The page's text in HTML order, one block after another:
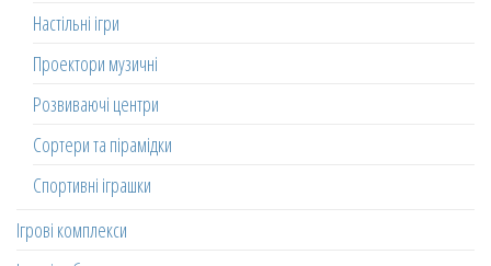
Настільні ігри
Проектори музичні
Розвиваючі центри
Сортери та пірамідки
Спортивні іграшки
Ігрові комплекси